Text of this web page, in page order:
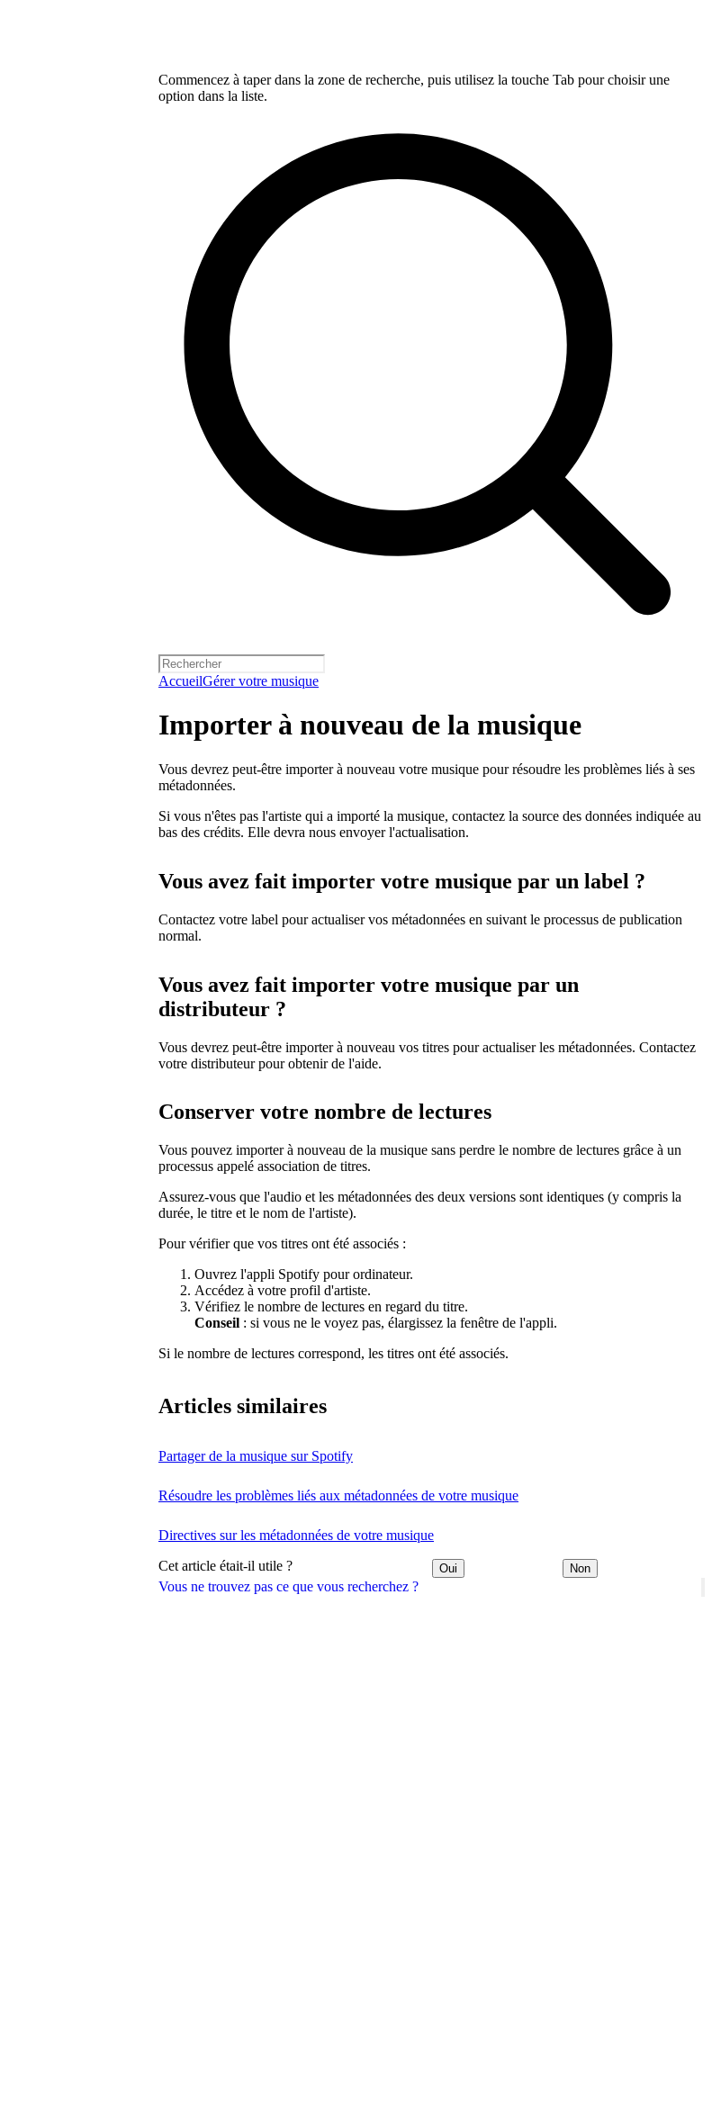
Commencez à taper dans la zone de recherche, puis utilisez la touche Tab pour choisir une
option dans la liste.
AccueilGérer votre musique
Vous ne trouvez pas ce que vous recherchez ?
Importer à nouveau de la musique
Vous devrez peut-être importer à nouveau votre musique pour résoudre les problèmes liés à ses
métadonnées.
Si vous n'êtes pas l'artiste qui a importé la musique, contactez la source des données indiquée au
bas des crédits. Elle devra nous envoyer l'actualisation.
Vous avez fait importer votre musique par un label ?
Contactez votre label pour actualiser vos métadonnées en suivant le processus de publication
normal.
Vous avez fait importer votre musique par un
distributeur ?
Vous devrez peut-être importer à nouveau vos titres pour actualiser les métadonnées. Contactez
votre distributeur pour obtenir de l'aide.
Conserver votre nombre de lectures
Vous pouvez importer à nouveau de la musique sans perdre le nombre de lectures grâce à un
processus appelé association de titres.
Assurez-vous que l'audio et les métadonnées des deux versions sont identiques (y compris la
durée, le titre et le nom de l'artiste).
Pour vérifier que vos titres ont été associés :
Ouvrez l'appli Spotify pour ordinateur.
Accédez à votre profil d'artiste.
Vérifiez le nombre de lectures en regard du titre.
Conseil : si vous ne le voyez pas, élargissez la fenêtre de l'appli.
Si le nombre de lectures correspond, les titres ont été associés.
Articles similaires
Partager de la musique sur Spotify
Résoudre les problèmes liés aux métadonnées de votre musique
Directives sur les métadonnées de votre musique
Cet article était-il utile ? Oui Non